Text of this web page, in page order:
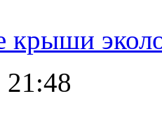
крыши
21:48